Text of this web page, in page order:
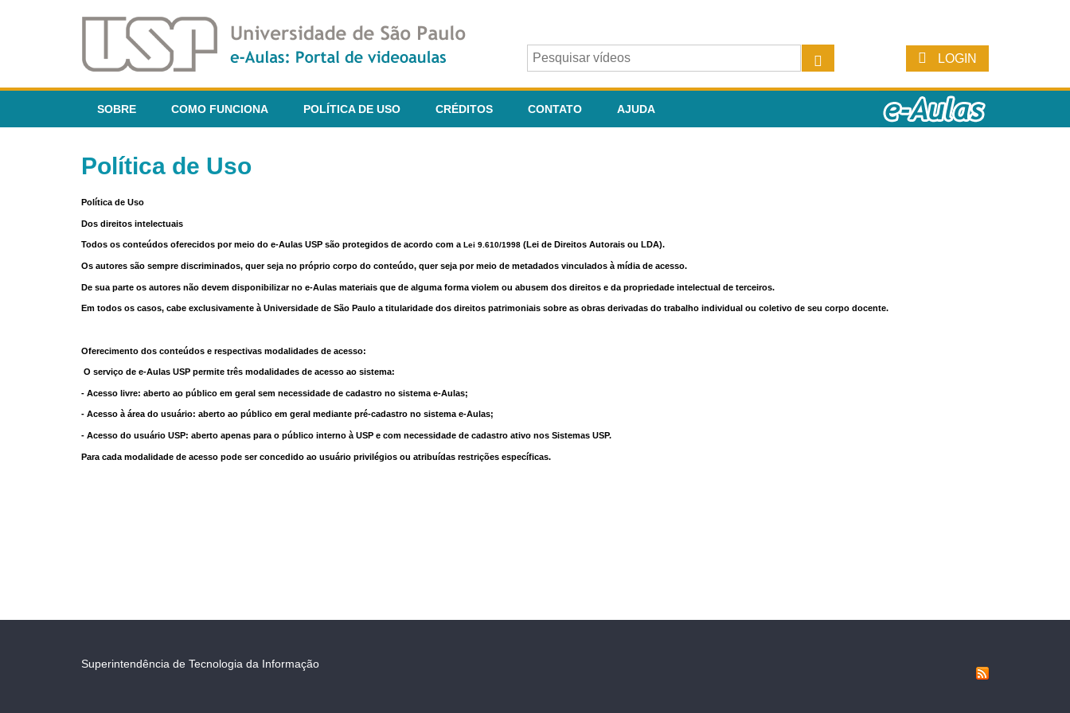
LOGIN
SOBRE COMO FUNCIONA POLÍTICA DE USO CRÉDITOS CONTATO AJUDA
Política de Uso
Política de Uso
Dos direitos intelectuais
Todos os conteúdos oferecidos por meio do e-Aulas USP são protegidos de acordo com a Lei 9.610/1998 (Lei de Direitos Autorais ou LDA).
Os autores são sempre discriminados, quer seja no próprio corpo do conteúdo, quer seja por meio de metadados vinculados à mídia de acesso.
De sua parte os autores não devem disponibilizar no e-Aulas materiais que de alguma forma violem ou abusem dos direitos e da propriedade intelectual de terceiros.
Em todos os casos, cabe exclusivamente à Universidade de São Paulo a titularidade dos direitos patrimoniais sobre as obras derivadas do trabalho individual ou coletivo de seu corpo docente.
Oferecimento dos conteúdos e respectivas modalidades de acesso:
O serviço de e-Aulas USP permite três modalidades de acesso ao sistema:
- Acesso livre: aberto ao público em geral sem necessidade de cadastro no sistema e-Aulas;
- Acesso à área do usuário: aberto ao público em geral mediante pré-cadastro no sistema e-Aulas;
- Acesso do usuário USP: aberto apenas para o público interno à USP e com necessidade de cadastro ativo nos Sistemas USP.
Para cada modalidade de acesso pode ser concedido ao usuário privilégios ou atribuídas restrições específicas.
Superintendência de Tecnologia da Informação